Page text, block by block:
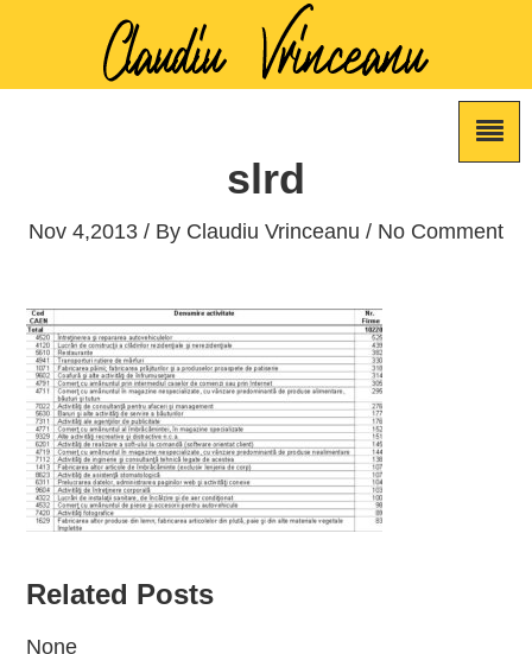
slrd
Nov 4,2013 / By Claudiu Vrinceanu / No Comment
Related Posts
None